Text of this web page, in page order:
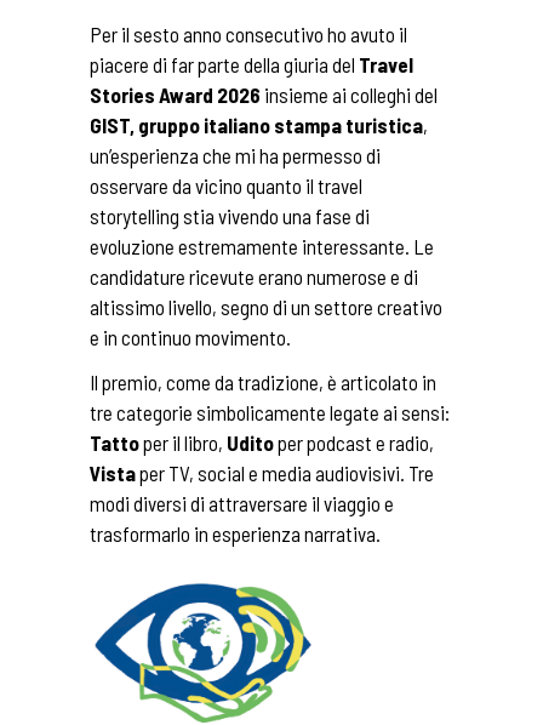
Per il sesto anno consecutivo ho avuto il
piacere di far parte della giuria del Travel
Stories Award 2026 insieme ai colleghi del
GIST, gruppo italiano stampa turistica,
un’esperienza che mi ha permesso di
osservare da vicino quanto il travel
storytelling stia vivendo una fase di
evoluzione estremamente interessante. Le
candidature ricevute erano numerose e di
altissimo livello, segno di un settore creativo
e in continuo movimento.
Il premio, come da tradizione, è articolato in
tre categorie simbolicamente legate ai sensi:
Tattoper il libro, Uditoper podcast e radio,
Vistaper TV, social e media audiovisivi. Tre
modi diversi di attraversare il viaggio e
trasformarlo in esperienza narrativa.